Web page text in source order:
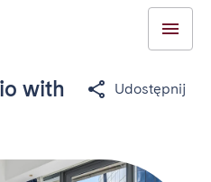
with
Udostępnij